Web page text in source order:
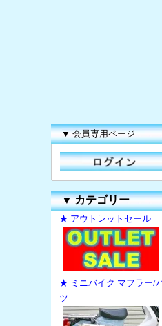
▼ 会員専用ページ
▼カテゴリー
★ アウトレットセール
★ ミニバイク マフラー/
ツ